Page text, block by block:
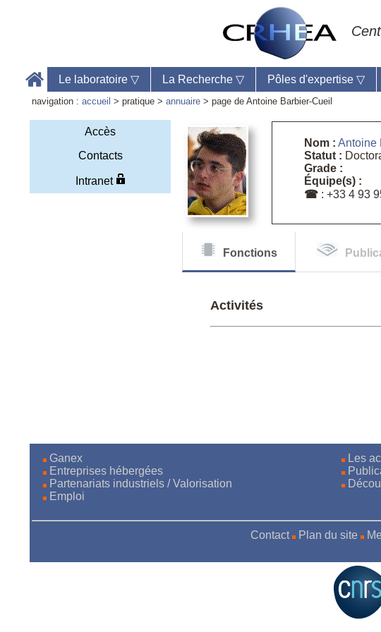
Le laboratoire ▽ La Recherche ▽ Pôles d'expertise ▽
navigation :accueil > pratique >annuaire > page de Antoine Barbier-Cueil
Accès
Contacts
Intranet
Nom : Antoine
Statut :
Grade :
Équipe(s) :
☎ : +33 4 93
Fonctions
Activités
Ganex
Entreprises hébergées
Partenariats industriels / Valorisation
Emploi
Contact Plan du site
Accueil du
Téléphone: +33
Webmestre